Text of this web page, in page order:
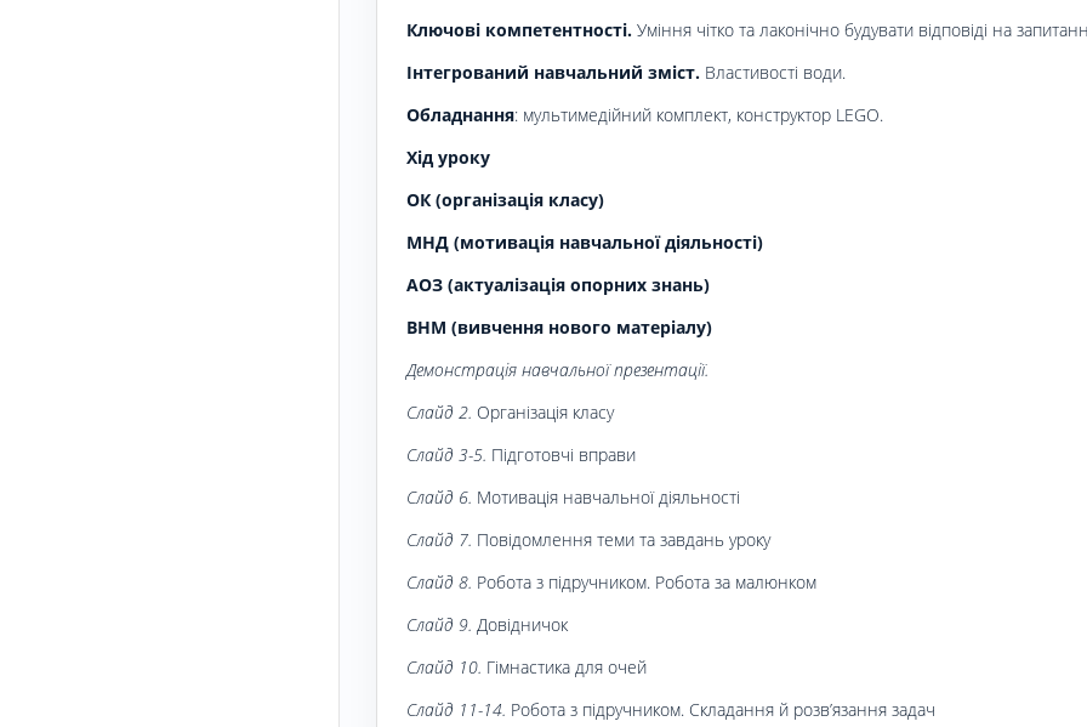
Ключові компетентності. Уміння чітко та лаконічно будувати відповіді на
Інтегрований навчальний зміст. Властивості води.
Обладнання: мультимедійний комплект, конструктор LEGO.
Хід уроку
ОК (організація класу)
МНД (мотивація навчальної діяльності)
АОЗ (актуалізація опорних знань)
ВНМ (вивчення нового матеріалу)
Демонстрація навчальної презентації.
Слайд 2. Організація класу
Слайд 3-5. Підготовчі вправи
Слайд 6. Мотивація навчальної діяльності
Слайд 7. Повідомлення теми та завдань уроку
Слайд 8. Робота з підручником. Робота за малюнком
Слайд 9. Довідничок
Слайд 10. Гімнастика для очей
Слайд 11-14. Робота з підручником. Складання й розв’язання задач